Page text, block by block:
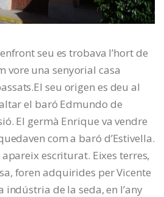
seu es trobava l’hort de
vore una senyorial casa
seu origen es deu al
el baró Edmundo de
El germà Enrique va vendre
com a baró d’Estivella.
escriturat. Eixes terres,
foren adquirides per Vicente
indústria de la seda, en l’any